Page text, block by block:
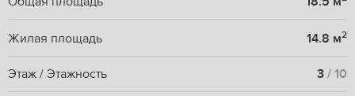
Жилая площадь 14.8 м2
Этаж / Этажность 3 / 10